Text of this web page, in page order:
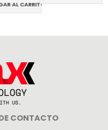
AL CARRITO
CONTACTO